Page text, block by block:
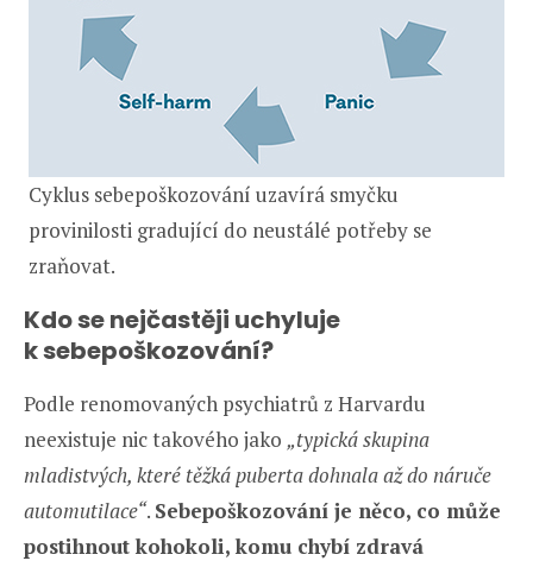
Cyklus sebepoškozování uzavírá smyčku
provinilosti gradující do neustálé potřeby se
zraňovat.
Kdo se nejčastěji uchyluje
k sebepoškozování?
Podle renomovaných psychiatrů z Harvardu
neexistuje nic takového jako „typická skupina
mladistvých, které těžká puberta dohnala až do náruče
automutilace“. Sebepoškozování je něco, co může
postihnout kohokoli, komu chybí zdravá